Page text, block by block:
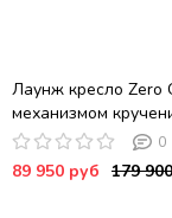
Лаунж кресло Zero
механизмом
коричневый
0
89 950 руб 179